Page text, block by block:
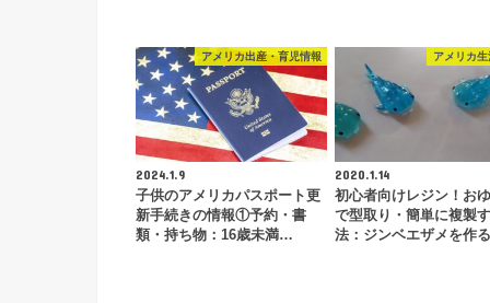
アメリカ出産・育児情報
2024.1.9
子供のアメリカパスポート更
新手続きの情報①予約・書
類・持ち物：16歳未満…
アメリカ
2020.1.14
初心者向けレジン！お
で型取り・簡単に複製
法：ジンベエザメを作る